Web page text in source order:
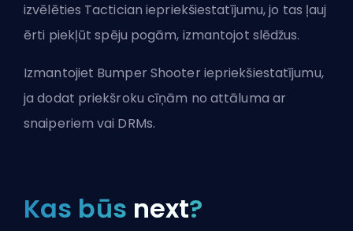
izvēlēties Tactician iepriekšiestatījumu, jo tas ļauj
ērti piekļūt spēju pogām, izmantojot slēdžus.
Izmantojiet Bumper Shooter iepriekšiestatījumu,
ja dodat priekšroku cīņām no attāluma ar
snaiperiem vai DRMs.
Kas būs next?